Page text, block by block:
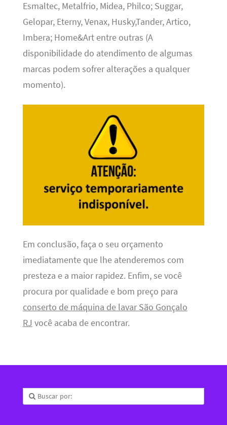
Esmaltec, Metalfrio, Midea, Philco; Suggar,
Gelopar, Eterny, Venax, Husky,Tander, Artico,
Imbera; Home&Art entre outras (A
disponibilidade do atendimento de algumas
marcas podem sofrer alterações a qualquer
momento).
Em conclusão, faça o seu orçamento
imediatamente que lhe atenderemos com
presteza e a maior rapidez. Enfim, se você
procura por qualidade e bom preço para
conserto de máquina de lavar São Gonçalo
RJ você acaba de encontrar.